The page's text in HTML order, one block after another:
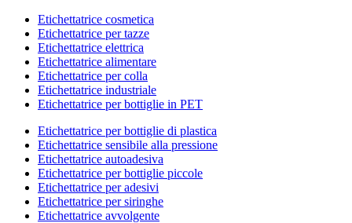
Etichettatrice cosmetica
Etichettatrice per tazze
Etichettatrice elettrica
Etichettatrice alimentare
Etichettatrice per colla
Etichettatrice industriale
Etichettatrice per bottiglie in PET
Etichettatrice per bottiglie di plastica
Etichettatrice sensibile alla pressione
Etichettatrice autoadesiva
Etichettatrice per bottiglie piccole
Etichettatrice per adesivi
Etichettatrice per siringhe
Etichettatrice avvolgente